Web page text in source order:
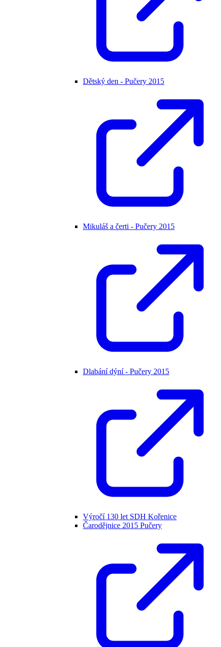
Dětský den - Pučery 2015
Mikuláš a čerti - Pučery 2015
Dlabání dýní - Pučery 2015
Výročí 130 let SDH Kořenice
Čarodějnice 2015 Pučery